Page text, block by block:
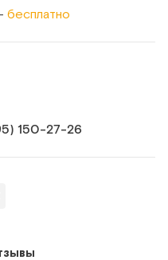
бесплатно
150‑27‑26